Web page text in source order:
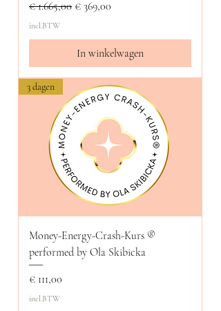
Normale prijs
€ 1.665,00 Verkoopprijs
€ 369,00
incl.BTW
In winkelwagen
3 dagen
Money-Energy-Crash-Kurs ®️
performed by Ola Skibicka
Prijs
€ 111,00
incl.BTW